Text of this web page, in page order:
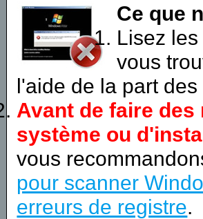
Ce que
Lisez
vous
l'aide de la part
Avant de faire
système ou
vous
pour scanner
erreurs de registre.